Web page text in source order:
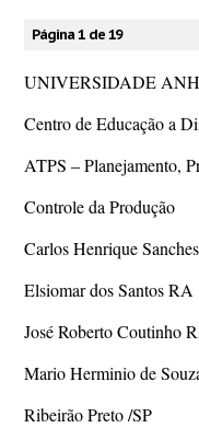
Página 1 de 19
UNIVERSIDADE
Centro de Educação a
ATPS – Planejamento,
Controle da Produção
Carlos Henrique
Elsiomar dos Santos
José Roberto Coutinho
Mario Herminio de
Ribeirão Preto /SP